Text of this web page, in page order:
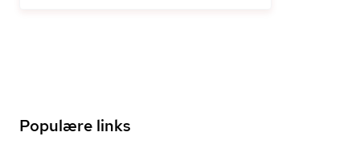
Populære links